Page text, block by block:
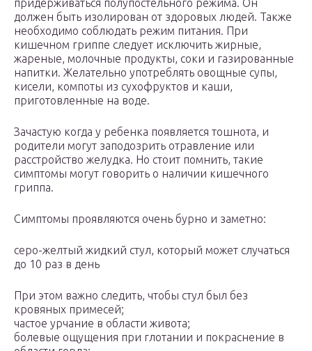
придерживаться полупостельного режима. Он
должен быть изолирован от здоровых людей. Также
необходимо соблюдать режим питания. При
кишечном гриппе следует исключить жирные,
жареные, молочные продукты, соки и газированные
напитки. Желательно употреблять овощные супы,
кисели, компоты из сухофруктов и каши,
приготовленные на воде.
Зачастую когда у ребенка появляется тошнота, и
родители могут заподозрить отравление или
расстройство желудка. Но стоит помнить, такие
симптомы могут говорить о наличии кишечного
гриппа.
Симптомы проявляются очень бурно и заметно:
серо-желтый жидкий стул, который может случаться
до 10 раз в день
При этом важно следить, чтобы стул был без
кровяных примесей;
частое урчание в области живота;
болевые ощущения при глотании и покраснение в